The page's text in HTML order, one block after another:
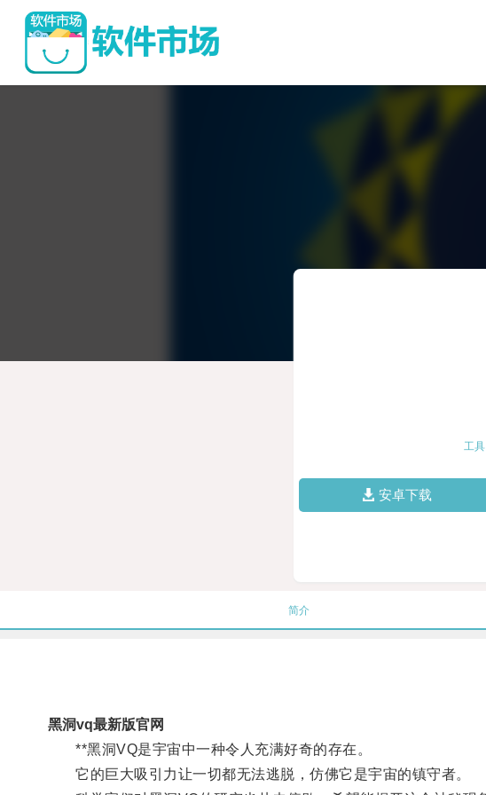
工具
安卓下载
简介
黑洞vq最新版官网
**黑洞VQ是宇宙中一种令人充满好奇的存在。
它的巨大吸引力让一切都无法逃脱，仿佛它是宇宙的镇守者。